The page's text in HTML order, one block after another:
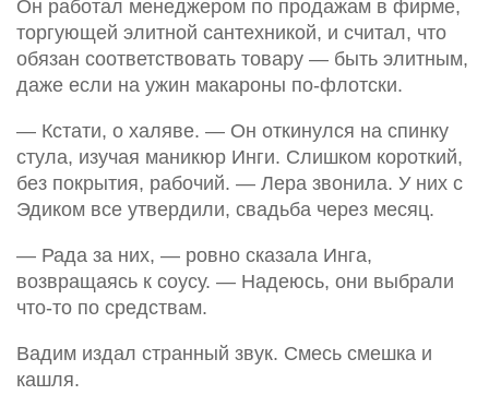
Он работал менеджером по продажам в фирме,
торгующей элитной сантехникой, и считал, что
обязан соответствовать товару — быть элитным,
даже если на ужин макароны по-флотски.
— Кстати, о халяве. — Он откинулся на спинку
стула, изучая маникюр Инги. Слишком короткий,
без покрытия, рабочий. — Лера звонила. У них с
Эдиком все утвердили, свадьба через месяц.
— Рада за них, — ровно сказала Инга,
возвращаясь к соусу. — Надеюсь, они выбрали
что-то по средствам.
Вадим издал странный звук. Смесь смешка и
кашля.